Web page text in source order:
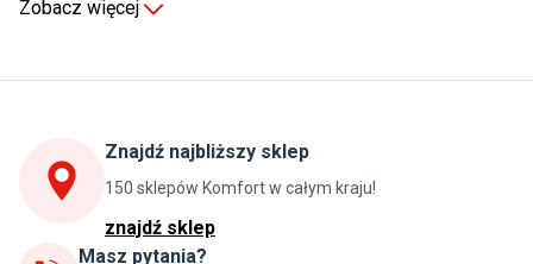
Stoły do kuchni
Szafki kuchenne wiszące (górne)
Szafki pod zlewozmywak
Blaty kuchenne laminowane
Zobacz więcej
Znajdź najbliższy sklep
150 sklepów Komfort w całym kraju!
znajdź sklep
Masz pytania?